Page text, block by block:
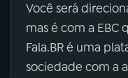
Você será
mas é com a EBC
Fala.BR é uma
sociedade com a